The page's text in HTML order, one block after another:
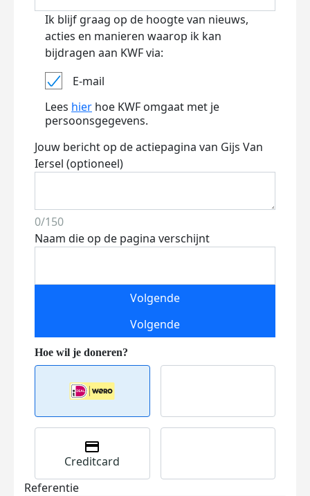
Ik blijf graag op de hoogte van nieuws,
acties en manieren waarop ik kan
bijdragen aan KWF via:
E-mail
Lees hier hoe KWF omgaat met je
persoonsgegevens.
Jouw bericht op de actiepagina van Gijs Van
Iersel (optioneel)
0/150
Naam die op de pagina verschijnt
Volgende
Volgende
Creditcard
Referentie